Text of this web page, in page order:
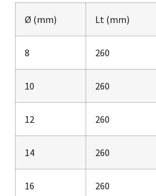
Ø (mm) Lt (mm)
8 260
10 260
12 260
14 260
16 260